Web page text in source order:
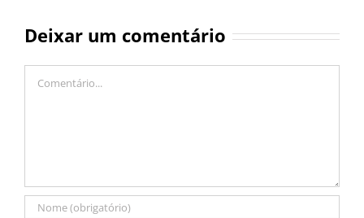
Deixar um comentário
Comentário